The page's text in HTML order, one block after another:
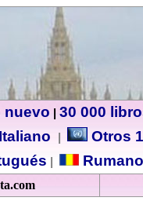
nuevo 30 000
Italiano Otros
Rumano